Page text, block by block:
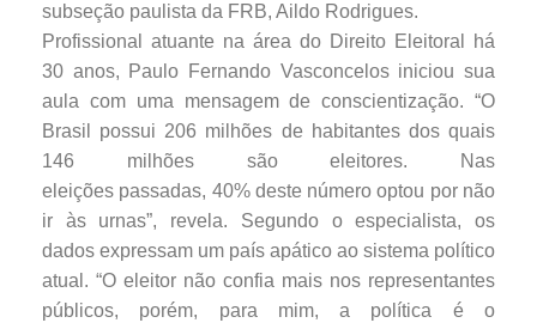
subseção paulista da FRB, Aildo Rodrigues.
Profissional atuante na área do Direito Eleitoral há
30 anos, Paulo Fernando Vasconcelos iniciou sua
aula com uma mensagem de conscientização. “O
Brasil possui 206 milhões de habitantes dos quais
146 milhões são eleitores. Nas
eleições passadas, 40% deste número optou por não
ir às urnas”, revela. Segundo o especialista, os
dados expressam um país apático ao sistema político
atual. “O eleitor não confia mais nos representantes
públicos, porém, para mim, a política é o